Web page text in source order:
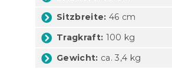
Sitzbreite: 46 cm
Tragkraft: 100 kg
Gewicht: ca. 3,4 kg